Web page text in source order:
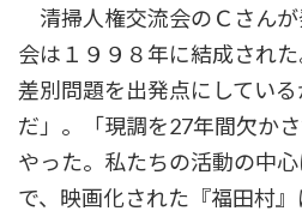
清掃人権交流会のＣさん
会は１９９８年に結成され
差別問題を出発点にしてい
だ」。「現調を27年間欠か
やった。私たちの活動の中
で、映画化された『福田村